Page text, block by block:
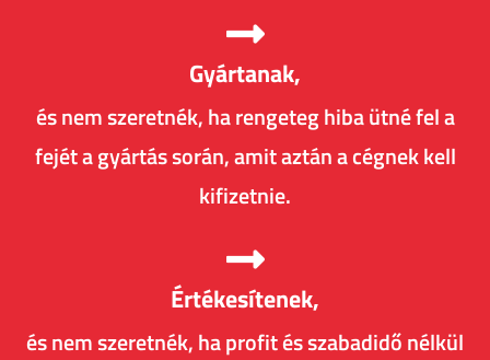
Gyártanak,
és nem szeretnék, ha rengeteg hiba ütné fel a
fejét a gyártás során, amit aztán a cégnek kell
kifizetnie.
Értékesítenek,
és nem szeretnék, ha profit és szabadidő nélkül